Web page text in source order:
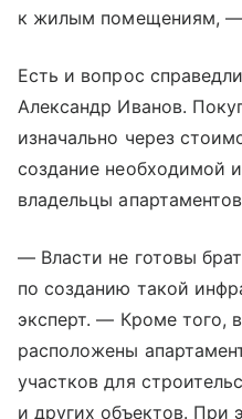
к жилым помещениям, —
Есть и вопрос
Александр Иванов.
изначально через
создание необходимой
владельцы
— Власти не готовы
по созданию такой
эксперт. — Кроме того,
расположены
участков для
и других объектов. При